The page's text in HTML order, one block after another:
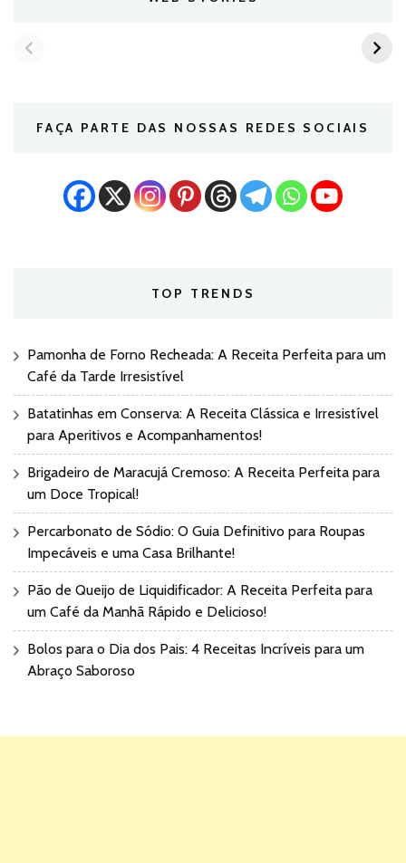
FAÇA PARTE DAS NOSSAS REDES SOCIAIS
TOP TRENDS
Pamonha de Forno Recheada: A Receita Perfeita para um
Café da Tarde Irresistível
Batatinhas em Conserva: A Receita Clássica e Irresistível
para Aperitivos e Acompanhamentos!
Brigadeiro de Maracujá Cremoso: A Receita Perfeita para
um Doce Tropical!
Percarbonato de Sódio: O Guia Definitivo para Roupas
Impecáveis e uma Casa Brilhante!
Pão de Queijo de Liquidificador: A Receita Perfeita para
um Café da Manhã Rápido e Delicioso!
Bolos para o Dia dos Pais: 4 Receitas Incríveis para um
Abraço Saboroso